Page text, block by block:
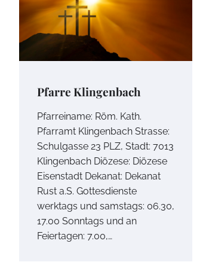
Pfarre Klingenbach
Pfarreiname: Röm. Kath.
Pfarramt Klingenbach Strasse:
Schulgasse 23 PLZ, Stadt: 7013
Klingenbach Diözese: Diözese
Eisenstadt Dekanat: Dekanat
Rust a.S. Gottesdienste
werktags und samstags: 06.30,
17.00 Sonntags und an
Feiertagen: 7.00,…